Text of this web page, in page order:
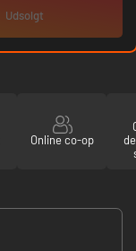
Udsolgt
Online co-op